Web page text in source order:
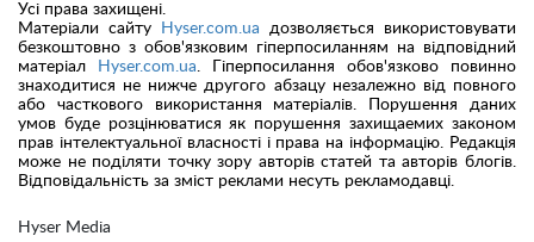
Hyser Media
Усі права захищені.
Матеріали сайту
Hyser.com.ua дозволяється використовувати
безкоштовно з обов'язковим гіперпосиланням на відповідний
матеріал
Hyser.com.ua. Гіперпосилання обов'язково повинно
знаходитися не нижче другого абзацу незалежно від повного
або часткового використання матеріалів. Порушення даних
умов буде розцінюватися як порушення захищаемих законом
прав інтелектуальної власності і права на інформацію. Редакція
може не поділяти точку зору авторів статей та авторів блогів.
Відповідальність за зміст реклами несуть рекламодавці.